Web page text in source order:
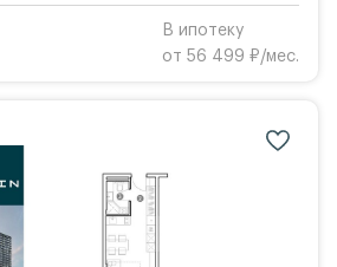
В ипотеку
от 56 499 ₽/мес.